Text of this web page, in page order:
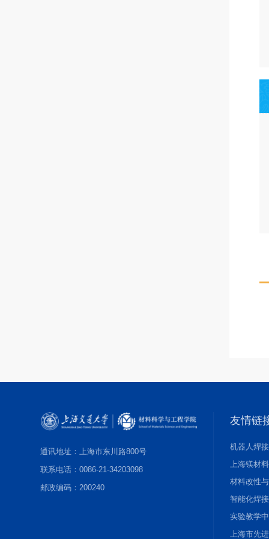
通讯地址：上海市东川路800号
联系电话：0086-21-34203098
邮政编码：200240
友情链
机器人焊
上海镁材
材料改性
智能化焊
实验教学
上海市先